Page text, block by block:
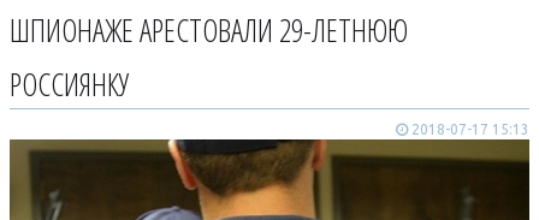
ШПИОНАЖЕ АРЕСТОВАЛИ 29-ЛЕТНЮЮ
РОССИЯНКУ
2018-07-17 15:13